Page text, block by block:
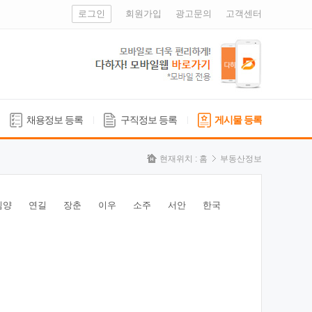
로그인 회원가입 광고문의 고객센터
채용정보 등록 구직정보 등록 게시물 등록
현재위치 : 홈 부동산정보
양 연길 장춘 이우 소주 서안 한국